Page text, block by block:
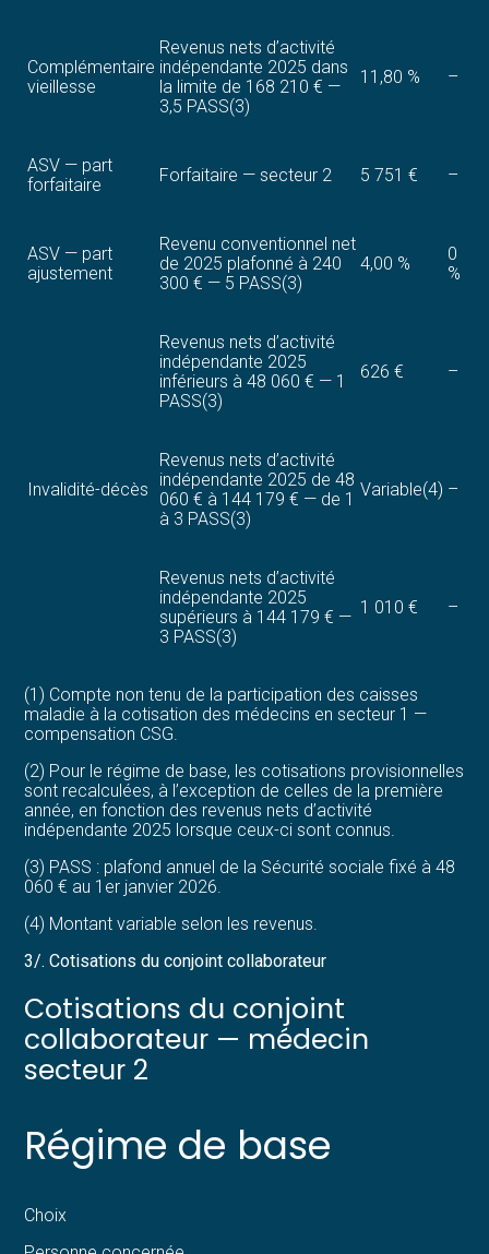
Complémentaire
vieillesse
Revenus nets d’activité
indépendante 2025 dans
la limite de 168 210 € —
3,5 PASS(3)
11,80 % –
ASV — part
forfaitaire
Forfaitaire — secteur 2 5 751 € –
ASV — part
ajustement
Revenu conventionnel net
de 2025 plafonné à 240
300 € — 5 PASS(3)
4,00 %
0
%
Invalidité-décès
Revenus nets d’activité
indépendante 2025
inférieurs à 48 060 € — 1
PASS(3)
626 € –
Revenus nets d’activité
indépendante 2025 de 48
060 € à 144 179 € — de 1
à 3 PASS(3)
Variable(4) –
Revenus nets d’activité
indépendante 2025
supérieurs à 144 179 € —
3 PASS(3)
1 010 € –
(1) Compte non tenu de la participation des caisses
maladie à la cotisation des médecins en secteur 1 —
compensation CSG.
(2) Pour le régime de base, les cotisations provisionnelles
sont recalculées, à l’exception de celles de la première
année, en fonction des revenus nets d’activité
indépendante 2025 lorsque ceux-ci sont connus.
(3) PASS : plafond annuel de la Sécurité sociale fixé à 48
060 € au 1er janvier 2026.
(4) Montant variable selon les revenus.
3/. Cotisations du conjoint collaborateur
Cotisations du conjoint
collaborateur — médecin
secteur 2
Régime de base
Choix